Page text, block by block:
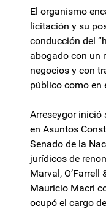
El organismo
licitación y su
conducción del
abogado con un
negocios y con
público como en
Arreseygor inició
en Asuntos
Senado de la
jurídicos de
Marval,
Mauricio Macri
ocupó el cargo